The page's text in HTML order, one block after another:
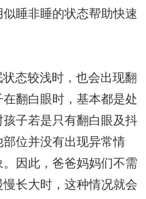
睡非睡的状态帮助快速
较浅时，也会出现翻
翻白眼时，基本都是处
子若是只有翻白眼及抖
位并没有出现异常情
因此，爸爸妈妈们不需
长大时，这种情况就会